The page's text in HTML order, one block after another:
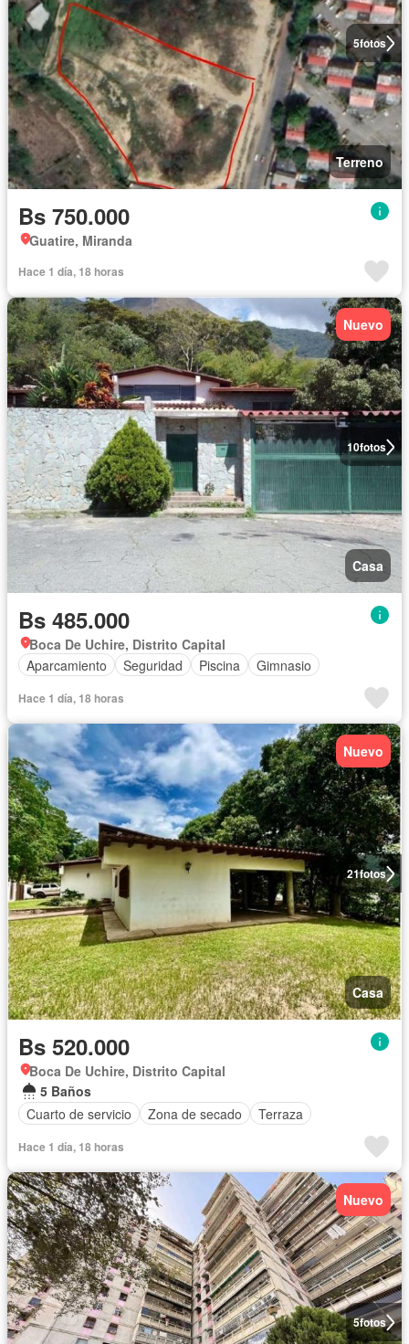
5fotos
Terreno
Bs 750.000
Guatire, Miranda
Hace 1 día, 18 horas
10fotos
Nuevo
Casa
Bs 485.000
Boca De Uchire, Distrito Capital
Aparcamiento
Seguridad Piscina Gimnasio
Hace 1 día, 18 horas
21fotos
Nuevo
Casa
Bs 520.000
Boca De Uchire, Distrito Capital
5 Baños
Cuarto de servicio
Zona de secado Terraza
Hace 1 día, 18 horas
5fotos
Nuevo